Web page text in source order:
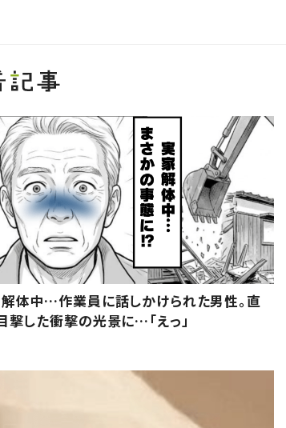
体中…作業員に話しかけられた男性。直
撃した衝撃の光景に…「えっ」